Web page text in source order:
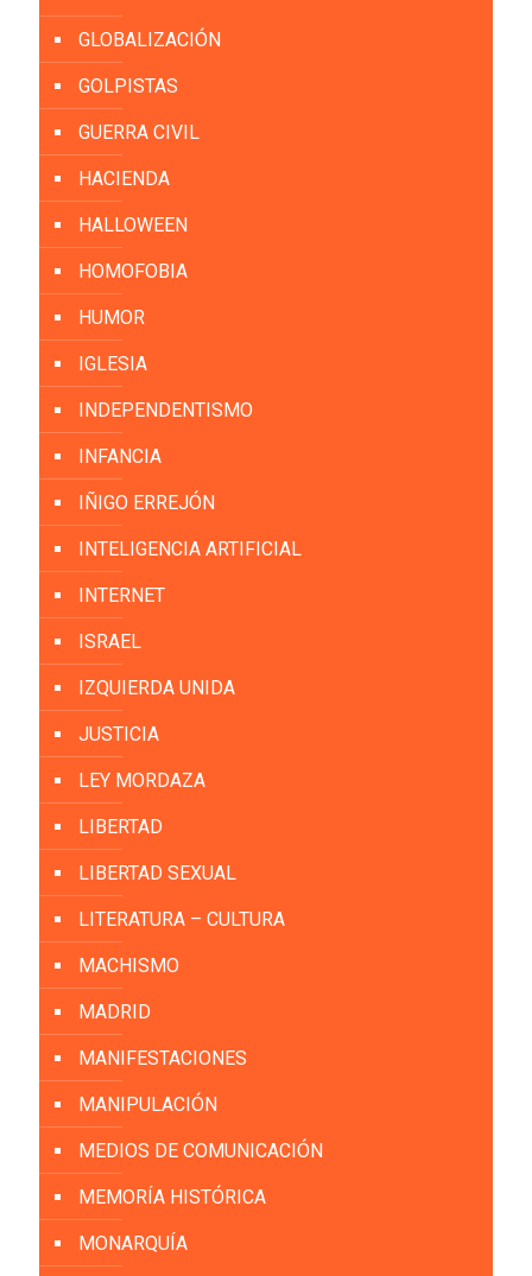
GLOBALIZACIÓN
GOLPISTAS
GUERRA CIVIL
HACIENDA
HALLOWEEN
HOMOFOBIA
HUMOR
IGLESIA
INDEPENDENTISMO
INFANCIA
IÑIGO ERREJÓN
INTELIGENCIA ARTIFICIAL
INTERNET
ISRAEL
IZQUIERDA UNIDA
JUSTICIA
LEY MORDAZA
LIBERTAD
LIBERTAD SEXUAL
LITERATURA – CULTURA
MACHISMO
MADRID
MANIFESTACIONES
MANIPULACIÓN
MEDIOS DE COMUNICACIÓN
MEMORÍA HISTÓRICA
MONARQUÍA